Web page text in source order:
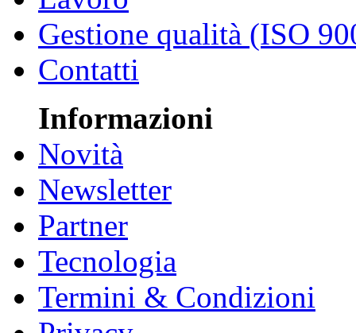
Gestione qualità (ISO
Contatti
Informazioni
Novità
Newsletter
Partner
Tecnologia
Termini & Condizioni